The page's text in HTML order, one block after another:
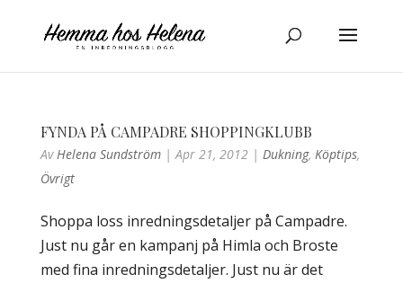
FYNDA PÅ CAMPADRE SHOPPINGKLUBB
AvHelena Sundström|Apr 21, 2012| Dukning, Köptips,
Övrigt
Shoppa loss inredningsdetaljer på Campadre.
Just nu går en kampanj på Himla och Broste
med fina inredningsdetaljer. Just nu är det